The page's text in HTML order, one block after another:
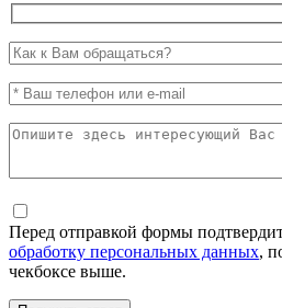
Перед отправкой формы
обработку персональных данных,
чекбоксе выше.